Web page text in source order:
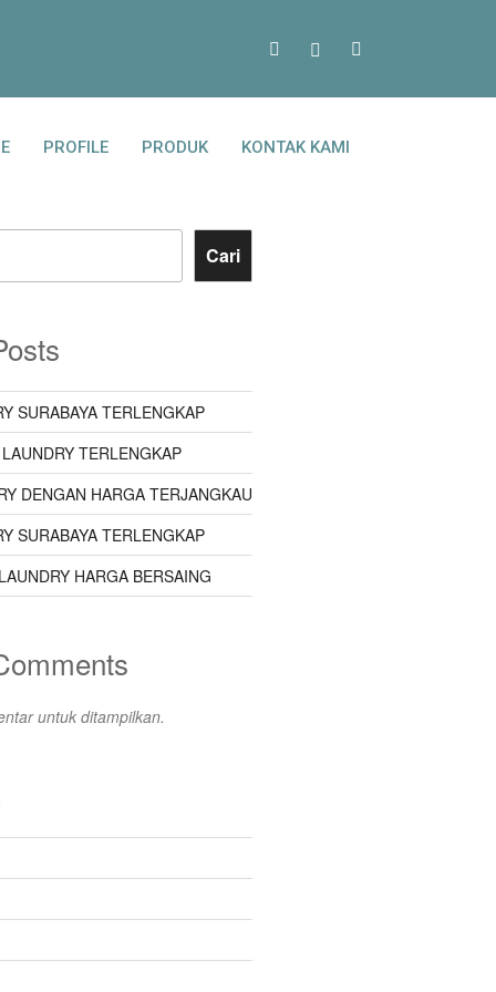
PROFILE PRODUK KONTAK KAMI
Cari
SURABAYA TERLENGKAP
TERLENGKAP
DENGAN HARGA TERJANGKAU
SURABAYA TERLENGKAP
HARGA BERSAING
untuk ditampilkan.